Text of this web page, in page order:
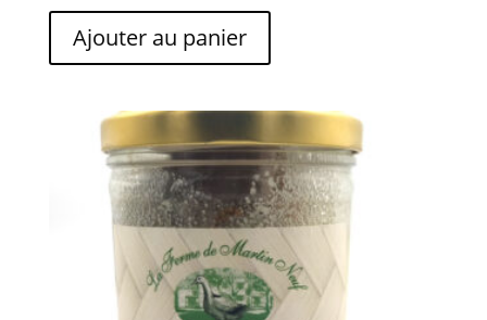
Ajouter au panier